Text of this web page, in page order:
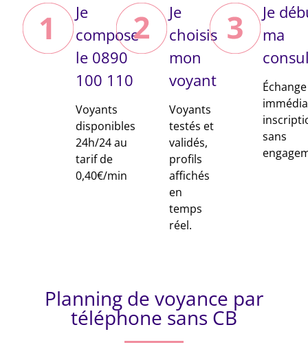
Je
compose
le 0890
100 110
Voyants
disponibles
24h/24 au
tarif de
0,40€/min
Je
choisis
mon
voyant
Voyants
testés et
validés,
profils
affichés
en
temps
réel.
Je
ma
Échange
sans
Planning de voyance par
téléphone sans CB